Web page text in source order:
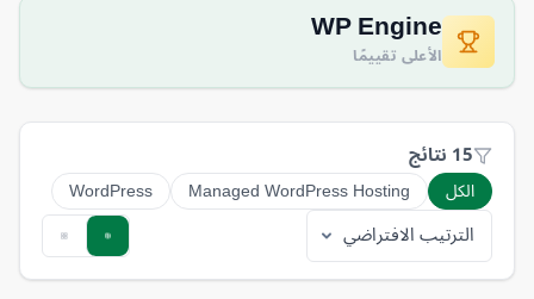
WP Engine
الأعلى تقييمًا
15 نتائج
الكل Managed WordPress Hosting
WordPress